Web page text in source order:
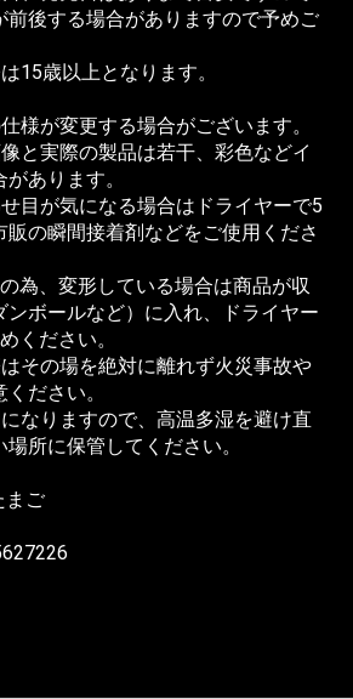
前後する場合がありますので予めご
15歳以上となります。
様が変更する場合がございます。
と実際の製品は若干、彩色などイ
あります。
目が気になる場合はドライヤーで5
の瞬間接着剤などをご使用くださ
為、変形している場合は商品が収
ンボールなど）に入れ、ドライヤー
ください。
その場を絶対に離れず火災事故や
ださい。
なりますので、高温多湿を避け直
所に保管してください。
まご